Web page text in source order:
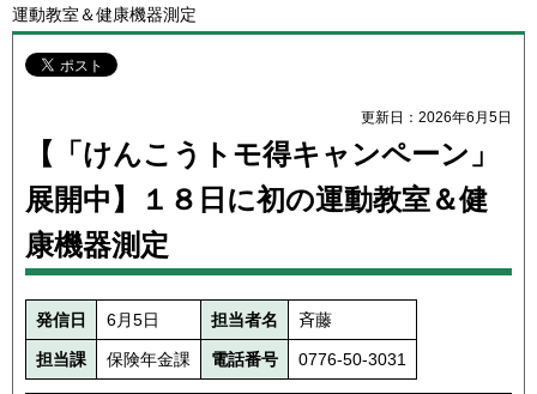
運動教室＆健康機器測定
更新日：2026年6月5日
【「けんこうトモ得キャンペーン」
展開中】１８日に初の運動教室＆健
康機器測定
発信日 6月5日 担当者名 斉藤
担当課 保険年金課 電話番号 0776-50-3031